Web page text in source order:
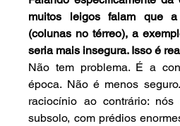
muitos leigos falam que
(colunas no térreo), a
seria mais insegura. Isso é
Não tem problema. É a
época. Não é menos
raciocínio ao contrário:
subsolo, com prédios